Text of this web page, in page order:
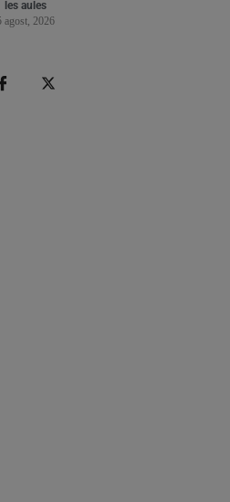
les aules
agost, 2026